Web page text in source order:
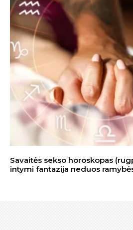
Savaitės sekso horoskopas
intymi fantazija neduos